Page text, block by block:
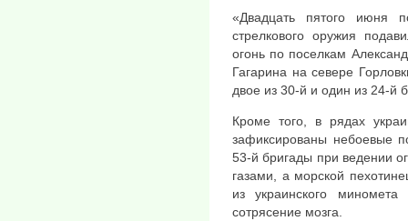
«Двадцать пятого июня
стрелкового оружия
огонь по поселкам
Гагарина на севере
двое из 30-й и один из 24-й
Кроме того, в рядах
зафиксированы небоевые
53-й бригады при ведении
газами, а морской
из украинского
сотрясение мозга.